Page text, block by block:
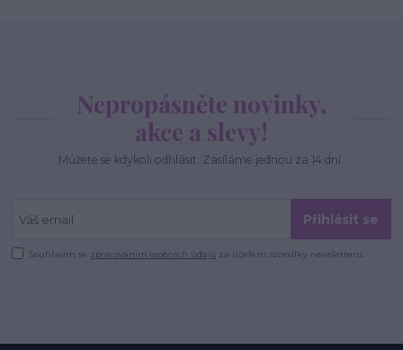
Nepropásněte novinky,
akce a slevy!
Můžete se kdykoli odhlásit. Zasíláme jednou za 14 dní.
Přihlásit se
Souhlasím se zpracováním osobních údajů za účelem rozesílky newsletteru.